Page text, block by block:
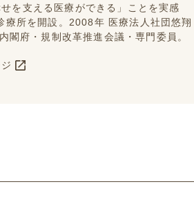
を支える医療ができる」ことを実感
療所を開設。2008年 医療法人社団悠翔
府・規制改革推進会議・専門委員。